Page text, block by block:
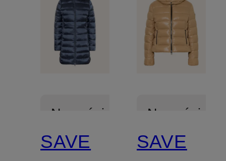
Nowości
Z
SAVE
Nowości
Z
SAVE